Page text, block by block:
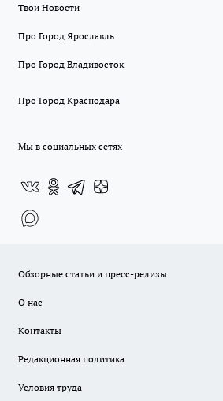
Твои Новости
Про Город Ярославль
Про Город Владивосток
Про Город Краснодара
Мы в социальных сетях
Обзорные статьи и пресс-релизы
О нас
Контакты
Редакционная политика
Условия труда